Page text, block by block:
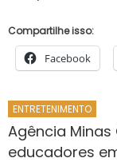
Compartilhe isso:
Facebook
ENTRETENIMENTO
Agência Minas
educadores